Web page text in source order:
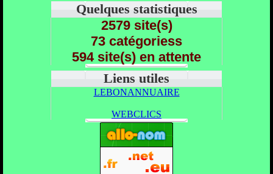
Quelques statistiques
2579 site(s)
73 catégoriess
594 site(s) en attente
Liens utiles
LEBONANNUAIRE
WEBCLICS